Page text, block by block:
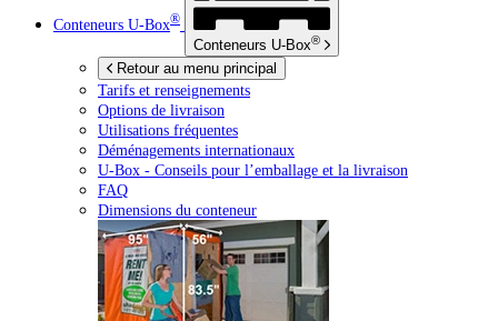
Conteneurs U-Box®
Conteneurs U-Box®
Retour au menu principal
Tarifs et renseignements
Options de livraison
Utilisations fréquentes
Déménagements internationaux
U-Box - Conseils pour l’emballage et la livraison
FAQ
Dimensions du conteneur